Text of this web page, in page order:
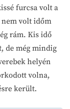
furcsa volt a
nem volt időm
rám. Kis idő
de még mindig
helyén
volna,
került.